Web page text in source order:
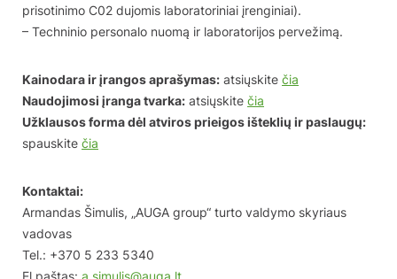
prisotinimo C02 dujomis laboratoriniai įrenginiai).
– Techninio personalo nuomą ir laboratorijos pervežimą.
Kainodara ir įrangos aprašymas: atsiųskite čia
Naudojimosi įranga tvarka: atsiųskite čia
Užklausos forma dėl atviros prieigos išteklių ir paslaugų:
spauskite čia
Kontaktai:
Armandas Šimulis, „AUGA group“ turto valdymo skyriaus
vadovas
Tel.: +370 5 233 5340
El.paštas: a.simulis@auga.lt